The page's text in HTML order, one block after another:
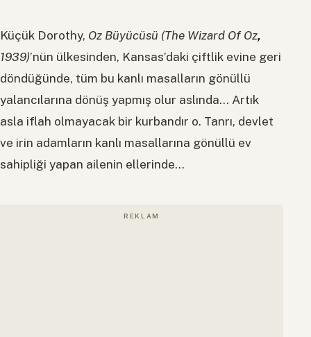
Küçük Dorothy, Oz Büyücüsü (The Wizard Of Oz,
1939)’nün ülkesinden, Kansas’daki çiftlik evine geri
döndüğünde, tüm bu kanlı masalların gönüllü
yalancılarına dönüş yapmış olur aslında… Artık
asla iflah olmayacak bir kurbandır o. Tanrı, devlet
ve irin adamların kanlı masallarına gönüllü ev
sahipliği yapan ailenin ellerinde…